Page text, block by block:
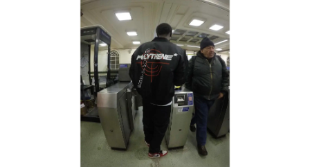
每日栏目
时 尚
球 鞋
生 活
科 技